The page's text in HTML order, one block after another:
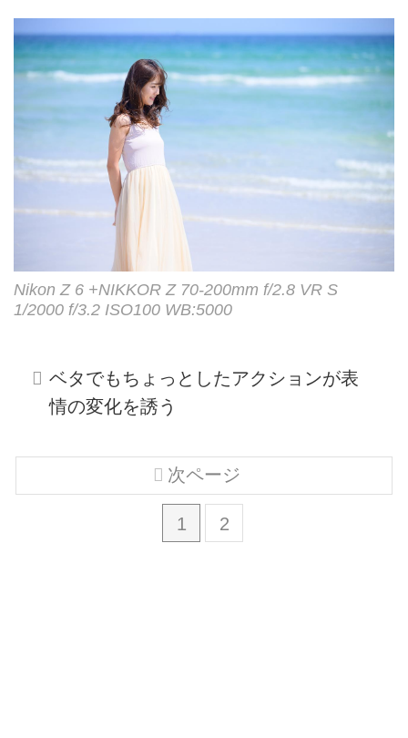
Nikon Z 6 +NIKKOR Z 70-200mm f/2.8 VR S
1/2000 f/3.2 ISO100 WB:5000
ベタでもちょっとしたアクションが表
情の変化を誘う
1 2
次ページ